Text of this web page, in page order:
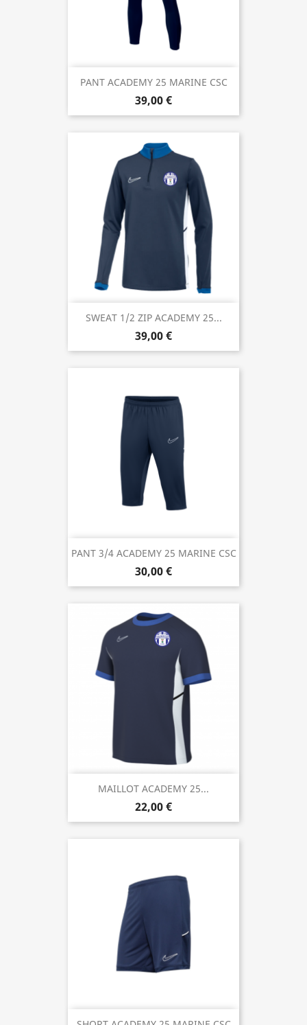
PANT ACADEMY 25 MARINE CSC
39,00 €
SWEAT 1/2 ZIP ACADEMY 25...
39,00 €
PANT 3/4 ACADEMY 25 MARINE CSC
30,00 €
MAILLOT ACADEMY 25...
22,00 €